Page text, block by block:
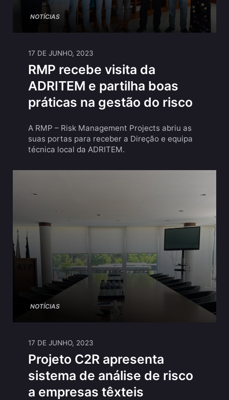
NOTÍCIAS
17 DE JUNHO, 2023
RMP recebe visita da
ADRITEM e partilha boas
práticas na gestão do risco
A RMP – Risk Management Projects abriu as
suas portas para receber a Direção e equipa
técnica local da ADRITEM.
NOTÍCIAS
17 DE JUNHO, 2023
Projeto C2R apresenta
sistema de análise de risco
a empresas têxteis